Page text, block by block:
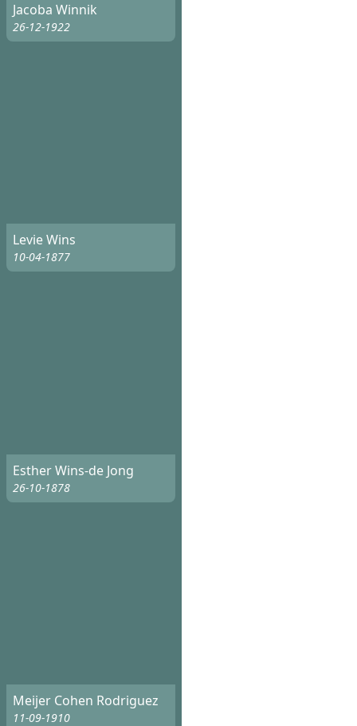
Jacoba Winnik
26-12-1922
Levie Wins
10-04-1877
Esther Wins-de Jong
26-10-1878
Meijer Cohen Rodriguez
11-09-1910